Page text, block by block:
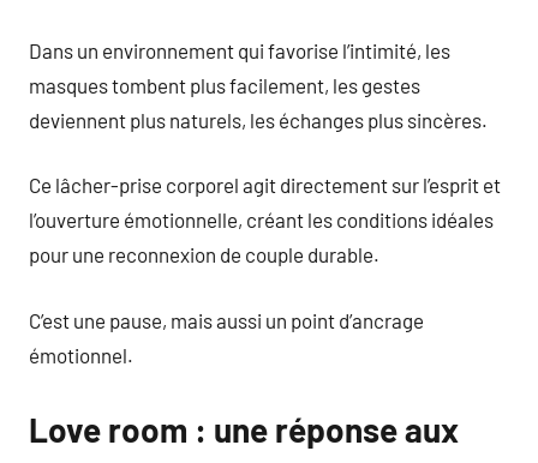
Dans un environnement qui favorise l’intimité, les
masques tombent plus facilement, les gestes
deviennent plus naturels, les échanges plus sincères.
Ce lâcher-prise corporel agit directement sur l’esprit et
l’ouverture émotionnelle, créant les conditions idéales
pour une reconnexion de couple durable.
C’est une pause, mais aussi un point d’ancrage
émotionnel.
Love room : une réponse aux